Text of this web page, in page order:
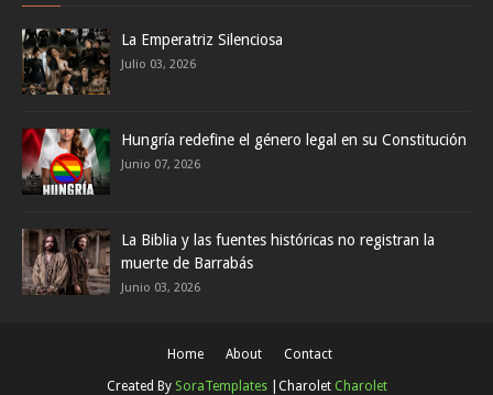
La Emperatriz Silenciosa
Julio 03, 2026
Hungría redefine el género legal en su Constitución
Junio 07, 2026
La Biblia y las fuentes históricas no registran la
muerte de Barrabás
Junio 03, 2026
Home About Contact
Created By SoraTemplates|Charolet Charolet